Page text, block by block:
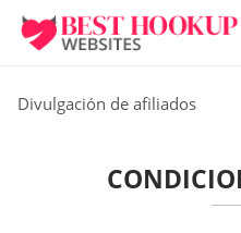
Divulgación de afiliados